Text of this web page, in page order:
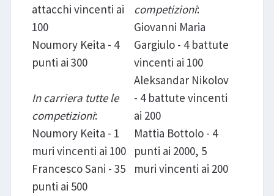
attacchi vincenti ai
100
Noumory Keita - 4
punti ai 300
In carriera tutte le
competizioni:
Noumory Keita - 1
muri vincenti ai 100
Francesco Sani - 35
punti ai 500
competizioni:
Giovanni Maria
Gargiulo - 4 battute
vincenti ai 100
Aleksandar Nikolov
- 4 battute vincenti
ai 200
Mattia Bottolo - 4
punti ai 2000, 5
muri vincenti ai 200